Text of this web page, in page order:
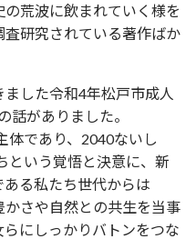
荒波に飲まれていく様を
研究されている著作ばか
した令和4年松戸市成人
話がありました。
体であり、2040ないし
という覚悟と決意に、新
る私たち世代からは
さや自然との共生を当事
にしっかりバトンをつな